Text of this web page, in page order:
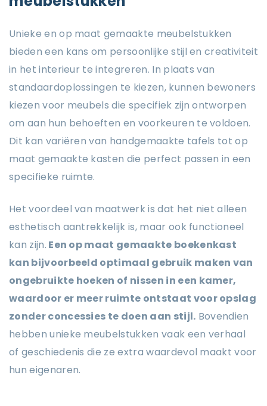
Unieke en op maat gemaakte meubelstukken
bieden een kans om persoonlijke stijl en creativiteit
in het interieur te integreren. In plaats van
standaardoplossingen te kiezen, kunnen bewoners
kiezen voor meubels die specifiek zijn ontworpen
om aan hun behoeften en voorkeuren te voldoen.
Dit kan variëren van handgemaakte tafels tot op
maat gemaakte kasten die perfect passen in een
specifieke ruimte.
Het voordeel van maatwerk is dat het niet alleen
esthetisch aantrekkelijk is, maar ook functioneel
kan zijn. Een op maat gemaakte boekenkast
kan bijvoorbeeld optimaal gebruik maken van
ongebruikte hoeken of nissen in een kamer,
waardoor er meer ruimte ontstaat voor opslag
zonder concessies te doen aan stijl. Bovendien
hebben unieke meubelstukken vaak een verhaal
of geschiedenis die ze extra waardevol maakt voor
hun eigenaren.